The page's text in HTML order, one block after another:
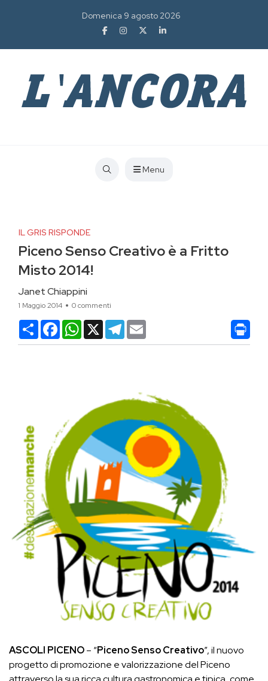
Domenica 9 agosto 2026
Menu
IL GRIS RISPONDE
Piceno Senso Creativo è a Fritto
Misto 2014!
Janet Chiappini
1 Maggio 2014 0 commenti
CondividiFacebookWhatsApp
X Telegram
ASCOLI PICENO– “PicenoSensoCreativo”, il nuovo
progetto di promozione e valorizzazione del Piceno